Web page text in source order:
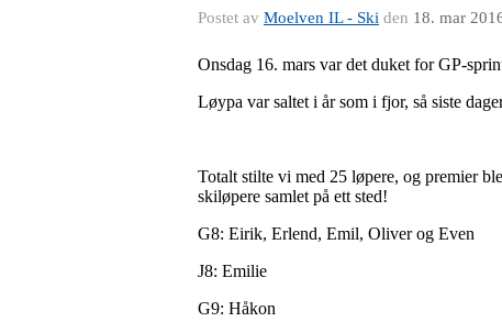
Postet av Moelven IL - Ski den 18. mar
Onsdag 16. mars var det duket for GP-
Løypa var saltet i år som i fjor, så siste
Totalt stilte vi med 25 løpere, og premier
skiløpere samlet på ett sted!
G8: Eirik, Erlend, Emil, Oliver og Even
J8: Emilie
G9: Håkon